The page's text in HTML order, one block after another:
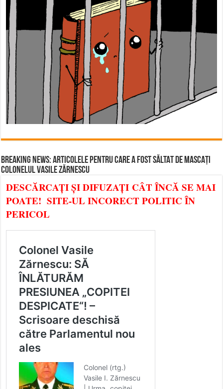
BREAKING NEWS: ARTICOLELE PENTRU CARE A FOST SĂLTAT DE MASCAȚI
COLONELUL VASILE ZĂRNESCU
DESCĂRCAȚI ȘI DIFUZAȚI CÂT ÎNCĂ SE MAI
POATE! SITE-UL INCORECT POLITIC ÎN
PERICOL